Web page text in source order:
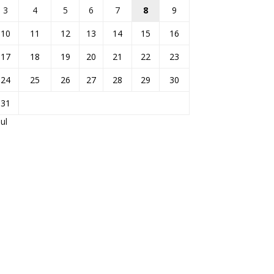
3 4 5 6 7 8
9
10
11 12 13 14 15
16
17
18 19 20 21 22
23
24
25 26 27 28 29
30
31